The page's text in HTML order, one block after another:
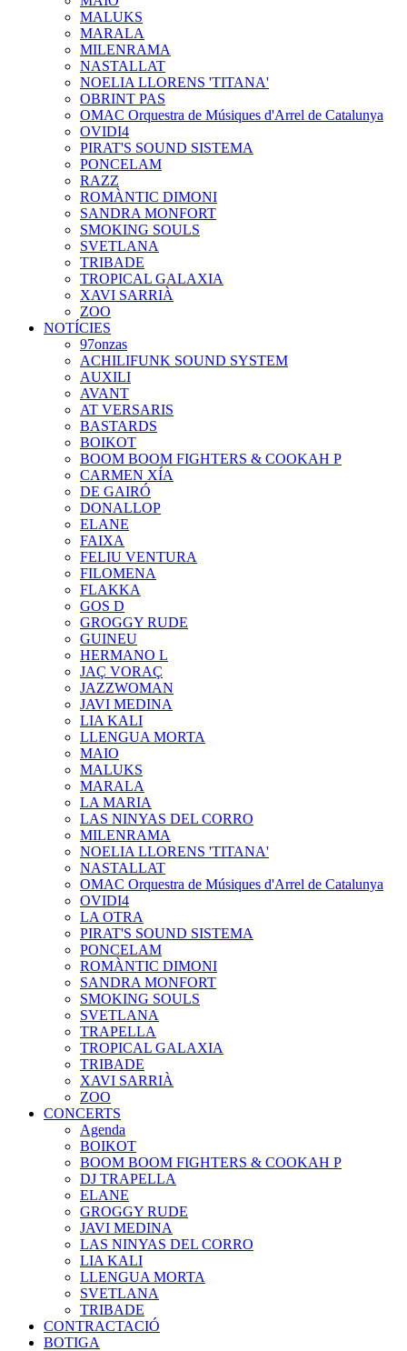
MALUKS
MARALA
MILENRAMA
NASTALLAT
NOELIA LLORENS 'TITANA'
OBRINT PAS
OMAC Orquestra de Músiques d'Arrel de Catalunya
OVIDI4
PIRAT'S SOUND SISTEMA
PONCELAM
RAZZ
ROMÀNTIC DIMONI
SANDRA MONFORT
SMOKING SOULS
SVETLANA
TRIBADE
TROPICAL GALAXIA
XAVI SARRIÀ
ZOO
NOTÍCIES
97onzas
ACHILIFUNK SOUND SYSTEM
AUXILI
AVANT
AT VERSARIS
BASTARDS
BOIKOT
BOOM BOOM FIGHTERS & COOKAH P
CARMEN XÍA
DE GAIRÓ
DONALLOP
ELANE
FAIXA
FELIU VENTURA
FILOMENA
FLAKKA
GOS D
GROGGY RUDE
GUINEU
HERMANO L
JAÇ VORAÇ
JAZZWOMAN
JAVI MEDINA
LIA KALI
LLENGUA MORTA
MAIO
MALUKS
MARALA
LA MARIA
LAS NINYAS DEL CORRO
MILENRAMA
NOELIA LLORENS 'TITANA'
NASTALLAT
OMAC Orquestra de Músiques d'Arrel de Catalunya
OVIDI4
LA OTRA
PIRAT'S SOUND SISTEMA
PONCELAM
ROMÀNTIC DIMONI
SANDRA MONFORT
SMOKING SOULS
SVETLANA
TRAPELLA
TROPICAL GALAXIA
TRIBADE
XAVI SARRIÀ
ZOO
CONCERTS
Agenda
BOIKOT
BOOM BOOM FIGHTERS & COOKAH P
DJ TRAPELLA
ELANE
GROGGY RUDE
JAVI MEDINA
LAS NINYAS DEL CORRO
LIA KALI
LLENGUA MORTA
SVETLANA
TRIBADE
CONTRACTACIÓ
BOTIGA